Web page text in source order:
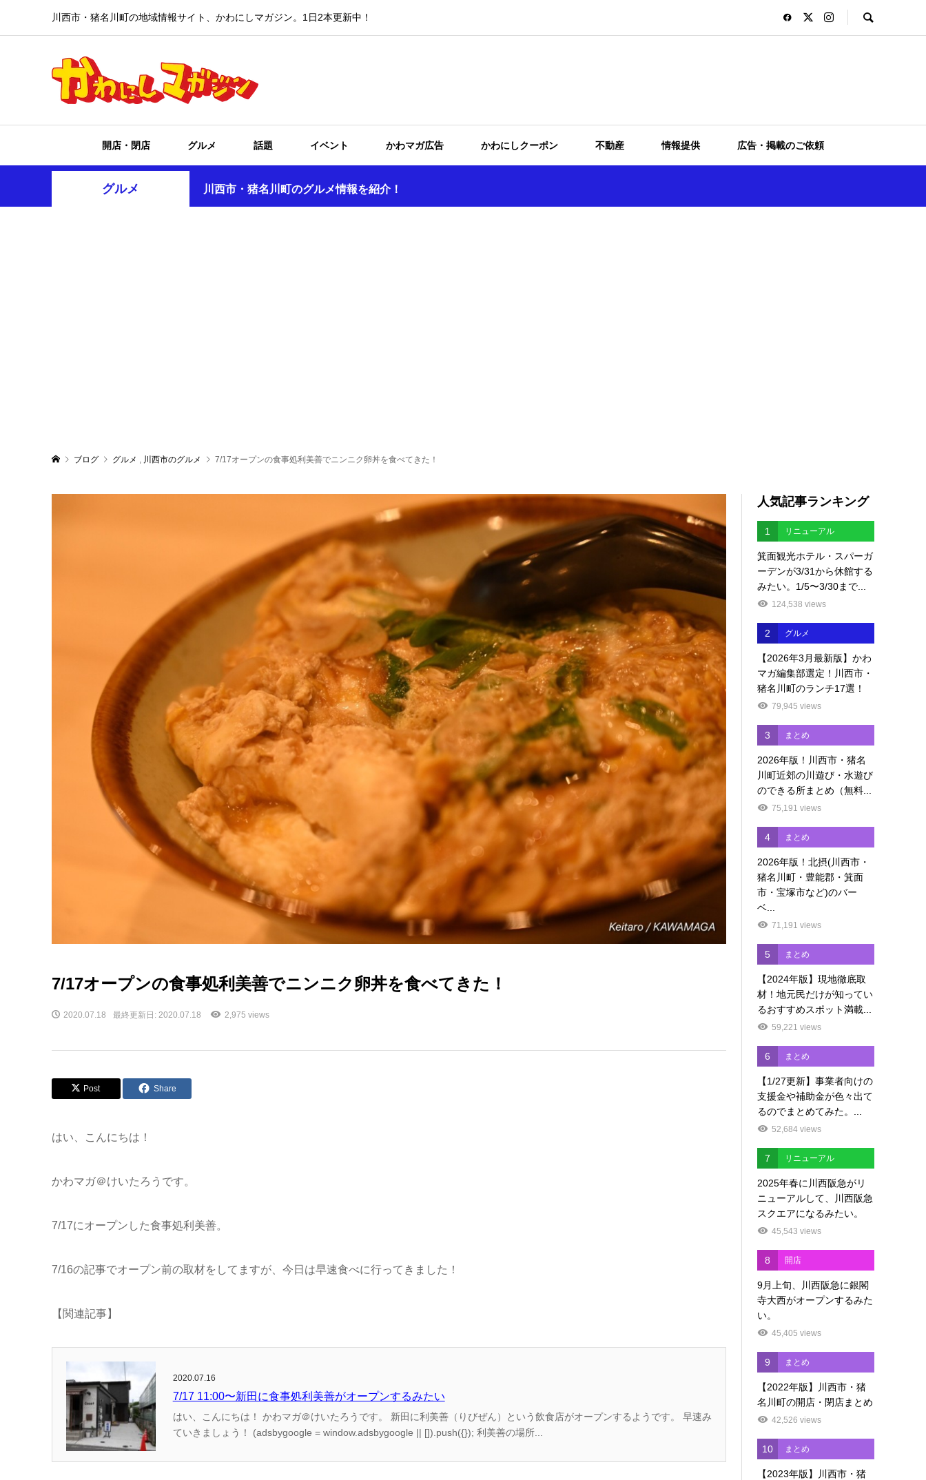
川西市・猪名川町の地域情報サイト、かわにしマガジン。1日2本更新中！
開店・閉店 グルメ 話題 イベント かわマガ広告 かわにしクーポン 不動産 情報提供 広告・掲載のご依頼
グルメ 川西市・猪名川町のグルメ情報を紹介！
ブログ グルメ , 川西市のグルメ 7/17オープンの食事処利美善でニンニク卵丼を食べてきた！
7/17オープンの食事処利美善でニンニク卵丼を食べてきた！
2020.07.18 最終更新日: 2020.07.18 2,975 views
Post Share
はい、こんにちは！
かわマガ＠けいたろうです。
7/17にオープンした食事処利美善。
7/16の記事でオープン前の取材をしてますが、今日は早速食べに行ってきました！
【関連記事】
2020.07.16
7/17 11:00〜新田に食事処利美善がオープンするみたい
はい、こんにちは！ かわマガ＠けいたろうです。 新田に利美善（りびぜん）という飲食店がオープンするようです。 早速み
ていきましょう！ (adsbygoogle = window.adsbygoogle || []).push({}); 利美善の場所...
人気記事ランキング
1 リニューアル
箕面観光ホテル・スパーガ
ーデンが3/31から休館する
みたい。1/5〜3/30まで...
124,538 views
2 グルメ
【2026年3月最新版】かわ
マガ編集部選定！川西市・
猪名川町のランチ17選！
79,945 views
3 まとめ
2026年版！川西市・猪名
川町近郊の川遊び・水遊び
のできる所まとめ（無料...
75,191 views
4 まとめ
2026年版！北摂(川西市・
猪名川町・豊能郡・箕面
市・宝塚市など)のバー
ベ...
71,191 views
5 まとめ
【2024年版】現地徹底取
材！地元民だけが知ってい
るおすすめスポット満載...
59,221 views
6 まとめ
【1/27更新】事業者向けの
支援金や補助金が色々出て
るのでまとめてみた。...
52,684 views
7 リニューアル
2025年春に川西阪急がリ
ニューアルして、川西阪急
スクエアになるみたい。
45,543 views
8 開店
9月上旬、川西阪急に銀閣
寺大西がオープンするみた
い。
45,405 views
9 まとめ
【2022年版】川西市・猪
名川町の開店・閉店まとめ
42,526 views
10 まとめ
【2023年版】川西市・猪